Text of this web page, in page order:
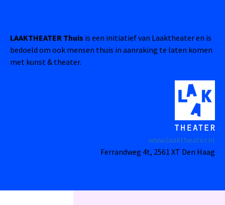
LAAKTHEATER Thuis is een initiatief van Laaktheater en is
bedoeld om ook mensen thuis in aanraking te laten komen
met kunst & theater.
www.laaktheater.nl
Ferrandweg 4t, 2561 XT Den Haag